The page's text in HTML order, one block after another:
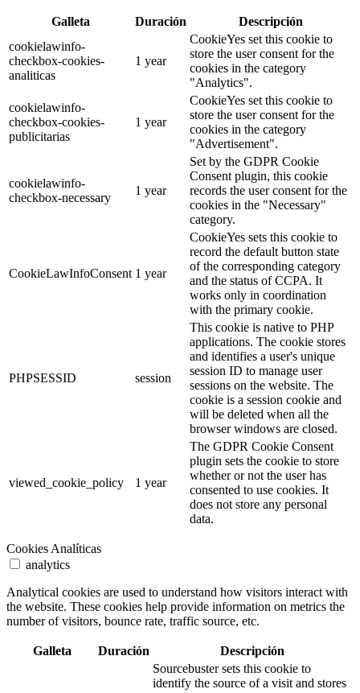
Galleta Duración
Descripción
cookielawinfo-
checkbox-cookies-
analiticas
1 year
CookieYes set this cookie to
store the user consent for the
cookies in the category
"Analytics".
cookielawinfo-
checkbox-cookies-
publicitarias
1 year
CookieYes set this cookie to
store the user consent for the
cookies in the category
"Advertisement".
cookielawinfo-
checkbox-necessary
1 year
Set by the GDPR Cookie
Consent plugin, this cookie
records the user consent for the
cookies in the "Necessary"
category.
CookieLawInfoConsent 1 year
CookieYes sets this cookie to
record the default button state
of the corresponding category
and the status of CCPA. It
works only in coordination
with the primary cookie.
PHPSESSID session
This cookie is native to PHP
applications. The cookie stores
and identifies a user's unique
session ID to manage user
sessions on the website. The
cookie is a session cookie and
will be deleted when all the
browser windows are closed.
viewed_cookie_policy 1 year
The GDPR Cookie Consent
plugin sets the cookie to store
whether or not the user has
consented to use cookies. It
does not store any personal
data.
Cookies Analíticas
analytics
Analytical cookies are used to understand how visitors interact with
the website. These cookies help provide information on metrics the
number of visitors, bounce rate, traffic source, etc.
Galleta Duración
Descripción
Sourcebuster sets this cookie to
identify the source of a visit and stores